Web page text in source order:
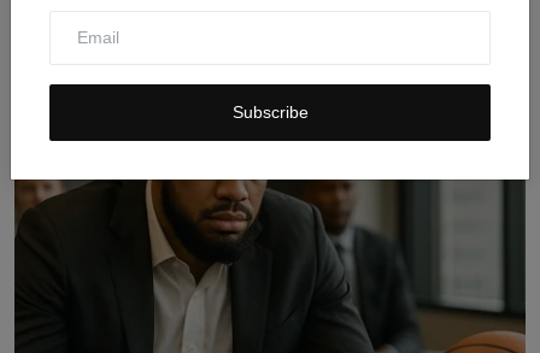
Subscribe
Link Live Streaming Timnas Indonesia vs Timor Leste